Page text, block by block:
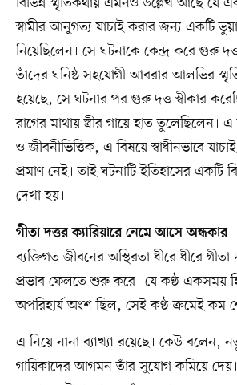
স্বামীর আনুগত্য যাচাই করার জন্য একটি
নিয়েছিলেন। সে ঘটনাকে কেন্দ্র করে গুরু
তাঁদের ঘনিষ্ঠ সহযোগী আবরার আলভির
হয়েছে, সে ঘটনার পর গুরু দত্ত স্বীকার
রাগের মাথায় স্ত্রীর গায়ে হাত তুলেছিলেন।
ও জীবনীভিত্তিক, এ বিষয়ে স্বাধীনভাবে
প্রমাণ নেই। তাই ঘটনাটি ইতিহাসের একটি
দেখা হয়।
গীতা দত্তর ক্যারিয়ারে নেমে আসে অন্ধকার
ব্যক্তিগত জীবনের অস্থিরতা ধীরে ধীরে
প্রভাব ফেলতে শুরু করে। যে কণ্ঠ একসময়
অপরিহার্য অংশ ছিল, সেই কণ্ঠ ক্রমেই কম
এ নিয়ে নানা ব্যাখ্যা রয়েছে। কেউ বলেন,
গায়িকাদের আগমন তাঁর সুযোগ কমিয়ে